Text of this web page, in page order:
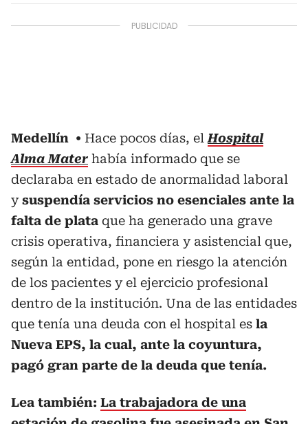
Medellín Hace pocos días, elHospital
Alma Mater había informado que se
declaraba en estado de anormalidad laboral
ysuspendía servicios no esenciales ante la
falta de plata que ha generado una grave
crisis operativa, financiera y asistencial que,
según la entidad, pone en riesgo la atención
de los pacientes y el ejercicio profesional
dentro de la institución. Una de las entidades
que tenía una deuda con el hospital es la
Nueva EPS, la cual, ante la coyuntura,
pagó gran parte de la deuda que tenía.
Lea también: La trabajadora de una